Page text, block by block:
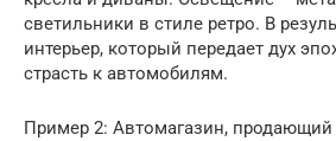
светильники в стиле ретро. В
интерьер, который передает дух
страсть к автомобилям.
Пример 2: Автомагазин, продающий